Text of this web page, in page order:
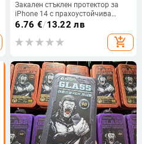
Закален стъклен протектор за
iPhone 14 с прахоустойчива
мрежа, HD защита на
поверителността и пълен екран
за iPhone 12 Pro Max
6.76 €/13.22 лв
add_shopping_cart